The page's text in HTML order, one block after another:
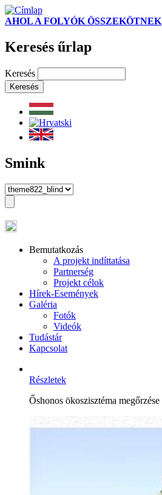
AHOL A FOLYÓK ÖSSZEKÖTNEK
Keresés űrlap
Keresés
Smink
Bemutatkozás
A projekt indíttatása
Partnerség
Projekt célok
Hírek-Események
Galéria
Fotók
Videók
Tudástár
Kapcsolat
Részletek
Őshonos ökoszisztéma megőrzése